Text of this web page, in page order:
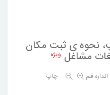
نحوه ی ثبت مکان
مشاغل ویژه
اندازه قلم
چاپ